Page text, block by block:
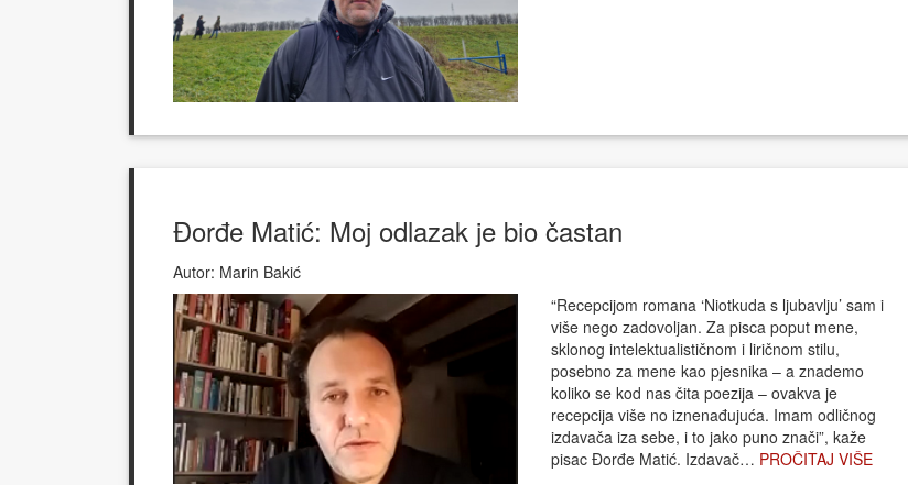
Đorđe Matić: Moj odlazak je bio častan
Autor: Marin Bakić
“Recepcijom romana ‘Niotkuda s ljubavlju’ sam i
više nego zadovoljan. Za pisca poput mene,
sklonog intelektualističnom i liričnom stilu,
posebno za mene kao pjesnika – a znademo
koliko se kod nas čita poezija – ovakva je
recepcija više no iznenađujuća. Imam odličnog
izdavača iza sebe, i to jako puno znači”, kaže
pisac Đorđe Matić. Izdavač… PROČITAJ VIŠE